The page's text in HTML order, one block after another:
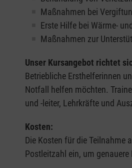
Maßnahmen bei
Erste Hilfe bei Wärme-
Maßnahmen zur
Unser Kursangebot richtet
Betriebliche Ersthelferinnen
Notfall helfen möchten.
und -leiter, Lehrkräfte und
Kosten:
Die Kosten für die Teilnahme
Postleitzahl ein, um